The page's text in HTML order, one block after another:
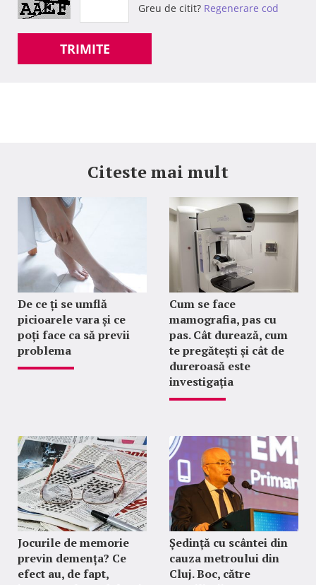
Greu de citit? Regenerare cod
TRIMITE
Citeste mai mult
De ce ți se umflă
picioarele vara și ce
poți face ca să previi
problema
Cum se face
mamografia, pas cu
pas. Cât durează, cum
te pregătești și cât de
dureroasă este
investigația
Jocurile de memorie
previn demența? Ce
efect au, de fapt,
Ședință cu scântei din
cauza metroului din
Cluj. Boc, către